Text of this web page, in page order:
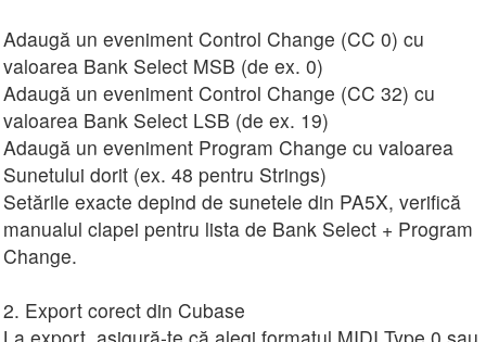
Adaugă un eveniment Control Change (CC 0) cu
valoarea Bank Select MSB (de ex. 0)
Adaugă un eveniment Control Change (CC 32) cu
valoarea Bank Select LSB (de ex. 19)
Adaugă un eveniment Program Change cu valoarea
Sunetului dorit (ex. 48 pentru Strings)
Setările exacte depind de sunetele din PA5X, verifică
manualul clapei pentru lista de Bank Select + Program
Change.
2. Export corect din Cubase